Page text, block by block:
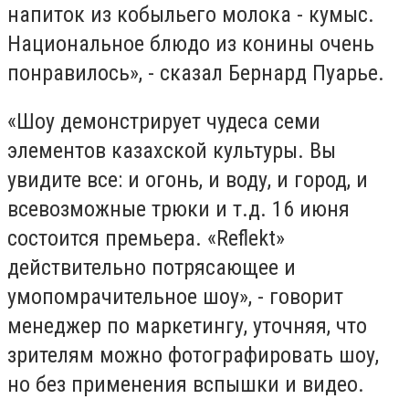
напиток из кобыльего молока - кумыс.
Национальное блюдо из конины очень
понравилось», - сказал Бернард Пуарье.
«Шоу демонстрирует чудеса семи
элементов казахской культуры. Вы
увидите все: и огонь, и воду, и город, и
всевозможные трюки и т.д. 16 июня
состоится премьера. «Reflekt»
действительно потрясающее и
умопомрачительное шоу», - говорит
менеджер по маркетингу, уточняя, что
зрителям можно фотографировать шоу,
но без применения вспышки и видео.